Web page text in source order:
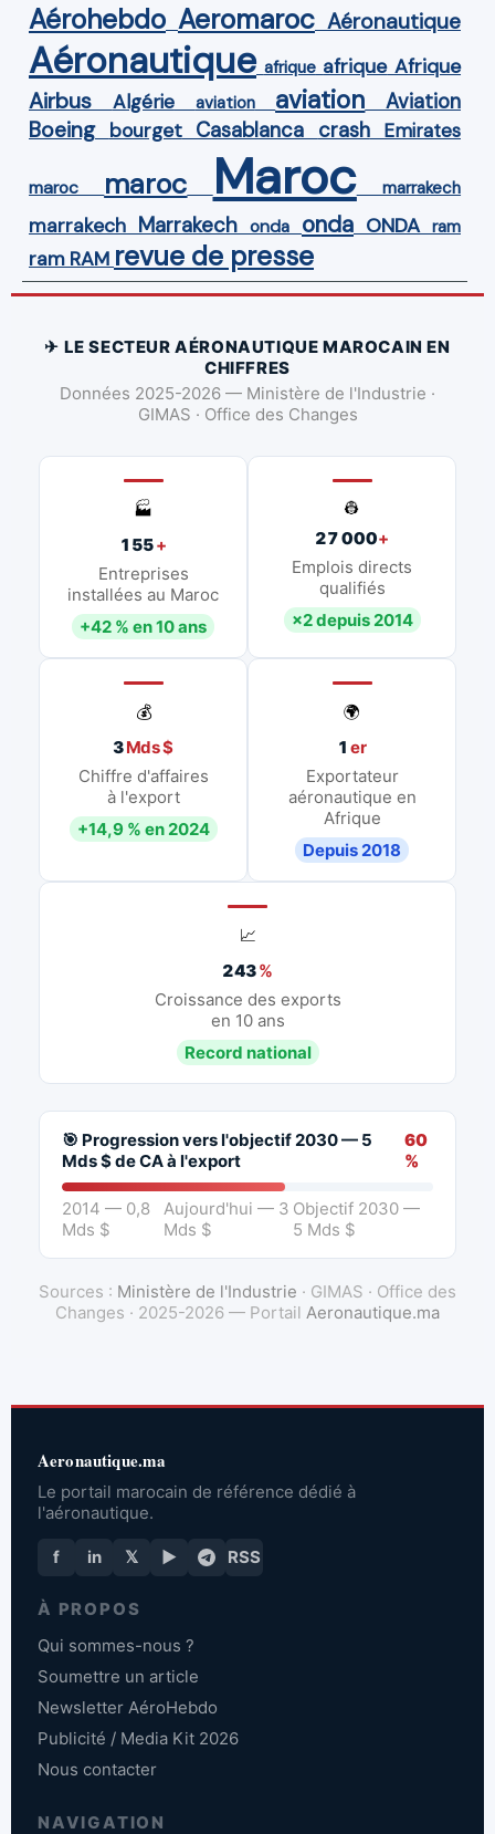
Aérohebdo Aeromaroc Aéronautique
Aéronautique afrique afrique Afrique
Airbus Algérie aviation aviation Aviation
Boeing bourget Casablanca crash Emirates
maroc maroc Maroc marrakech
marrakech Marrakech onda onda ONDA ram
ram RAM revue de presse
✈ LE SECTEUR AÉRONAUTIQUE MAROCAIN EN
CHIFFRES
Données 2025-2026 — Ministère de l'Industrie ·
GIMAS · Office des Changes
🏭
155+
Entreprises
installées au Maroc
+42 % en 10 ans
👷
27 000+
Emplois directs
qualifiés
×2 depuis 2014
💰
3Mds $
Chiffre d'affaires
à l'export
+14,9 % en 2024
🌍
1 er
Exportateur
aéronautique en
Afrique
Depuis 2018
📈
243%
Croissance des exports
en 10 ans
Record national
🎯 Progression vers l'objectif 2030 — 5
Mds $ de CA à l'export
60
%
2014 — 0,8
Mds $
Aujourd'hui — 3
Mds $
Objectif 2030 —
5 Mds $
Sources : Ministère de l'Industrie · GIMAS · Office des
Changes · 2025-2026 — Portail Aeronautique.ma
Aeronautique.ma
Le portail marocain de référence dédié à
l'aéronautique.
f in 𝕏 ▶ RSS
À PROPOS
Qui sommes-nous ?
Soumettre un article
Newsletter AéroHebdo
Publicité / Media Kit 2026
Nous contacter
NAVIGATION